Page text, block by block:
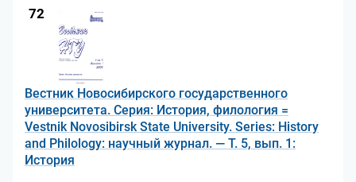
72
Вестник Новосибирского государственного
университета. Серия: История, филология =
Vestnik Novosibirsk State University. Series: History
and Philology: научный журнал. — Т. 5, вып. 1:
История